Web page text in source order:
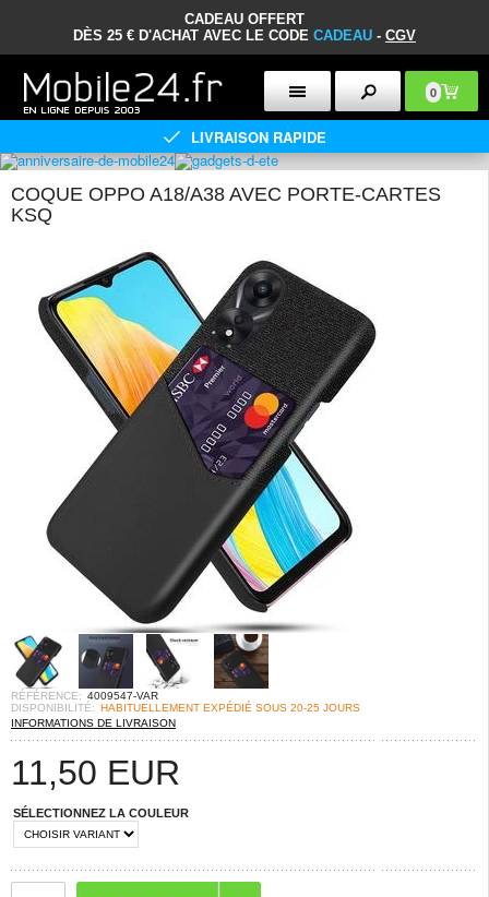
CADEAU OFFERT
DÈS 25 € D'ACHAT AVEC LE CODE CADEAU - CGV
0
LIVRAISON RAPIDE
COQUE OPPO A18/A38 AVEC PORTE-CARTES
KSQ
RÉFÉRENCE: 4009547-VAR
DISPONIBILITÉ: HABITUELLEMENT EXPÉDIÉ SOUS 20-25 JOURS
INFORMATIONS DE LIVRAISON
11,50 EUR
SÉLECTIONNEZ LA COULEUR